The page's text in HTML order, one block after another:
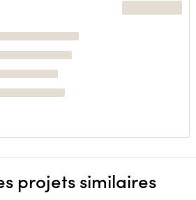
projets similaires